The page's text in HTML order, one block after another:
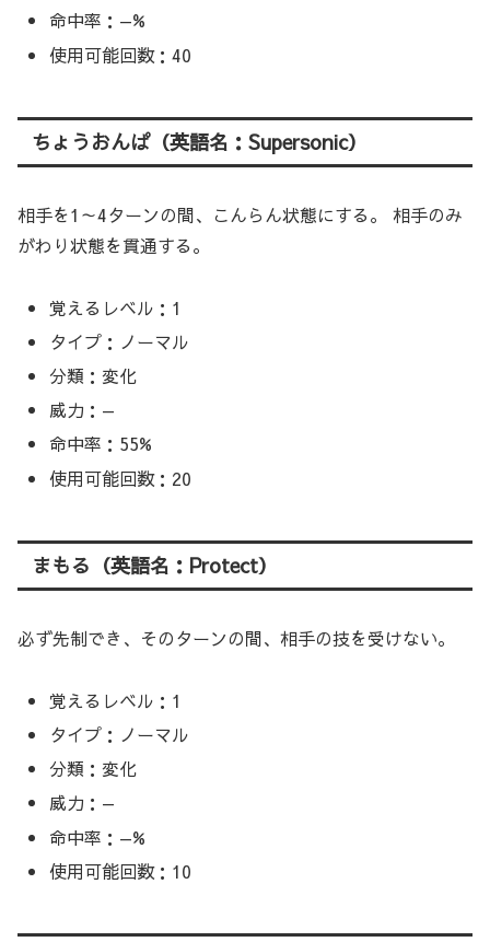
命中率：—%
使用可能回数：40
ちょうおんぱ（英語名：Supersonic）
相手を1～4ターンの間、こんらん状態にする。 相手のみ
がわり状態を貫通する。
覚えるレベル：1
タイプ：ノーマル
分類：変化
威力：—
命中率：55%
使用可能回数：20
まもる（英語名：Protect）
必ず先制でき、そのターンの間、相手の技を受けない。
覚えるレベル：1
タイプ：ノーマル
分類：変化
威力：—
命中率：—%
使用可能回数：10